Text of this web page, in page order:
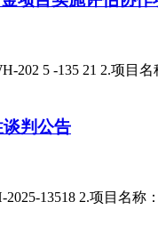
202 5 -135 21 2.项目
判公告
13518 2.项目名